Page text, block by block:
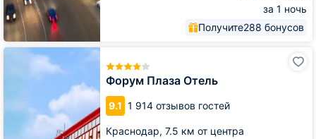
за 1 ночь
Получите288 бонусов
Форум Плаза Отель
9.1 1 914 отзывов гостей
Краснодар, 7.5 км от центра
Форум